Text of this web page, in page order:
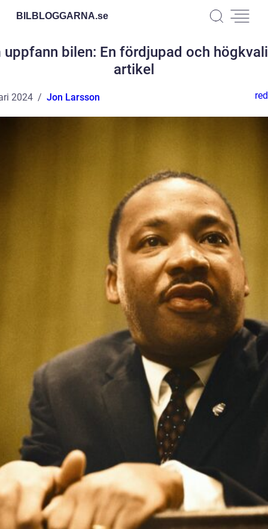
BILBLOGGARNA.se
uppfann bilen: En fördjupad och
artikel
2024 Jon Larsson